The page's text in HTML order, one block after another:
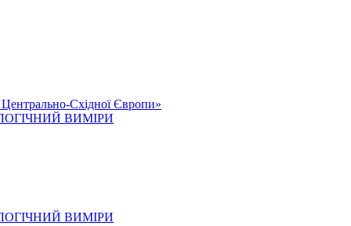
Центрально-Східної Європи»
ВИМІРИ
ВИМІРИ